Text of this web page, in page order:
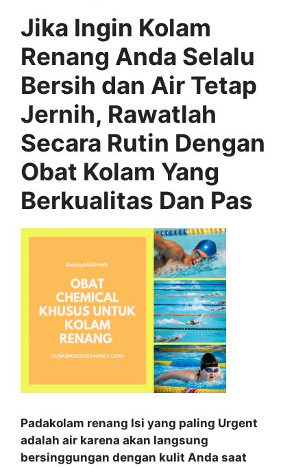
Jika Ingin Kolam
Renang Anda Selalu
Bersih dan Air Tetap
Jernih, Rawatlah
Secara Rutin Dengan
Obat Kolam Yang
Berkualitas Dan Pas
Padakolam renang Isi yang paling Urgent
adalah air karena akan langsung
bersinggungan dengan kulit Anda saat